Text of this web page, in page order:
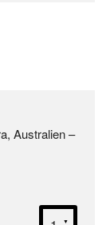
Australien –